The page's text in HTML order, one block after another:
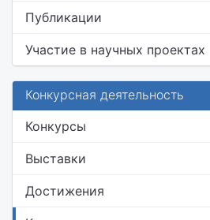
Публикации
Участие в научных проектах
Конкурсная деятельность
Конкурсы
Выставки
Достижения